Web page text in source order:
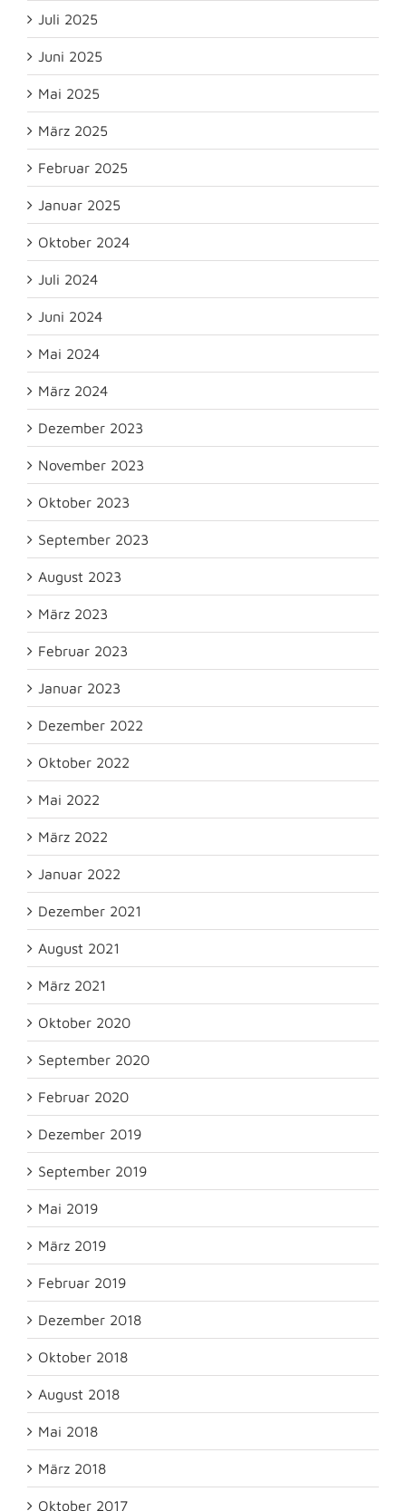
Juli 2025
Juni 2025
Mai 2025
März 2025
Februar 2025
Januar 2025
Oktober 2024
Juli 2024
Juni 2024
Mai 2024
März 2024
Dezember 2023
November 2023
Oktober 2023
September 2023
August 2023
März 2023
Februar 2023
Januar 2023
Dezember 2022
Oktober 2022
Mai 2022
März 2022
Januar 2022
Dezember 2021
August 2021
März 2021
Oktober 2020
September 2020
Februar 2020
Dezember 2019
September 2019
Mai 2019
März 2019
Februar 2019
Dezember 2018
Oktober 2018
August 2018
Mai 2018
März 2018
Oktober 2017